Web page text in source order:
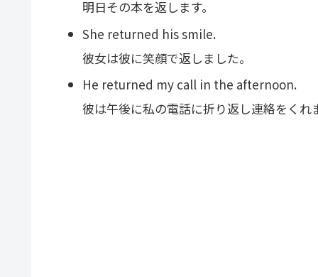
明日その本を返します。
She returned his smile.
彼女は彼に笑顔で返しました。
He returned my call in the afternoon.
彼は午後に私の電話に折り返し連絡をくれ